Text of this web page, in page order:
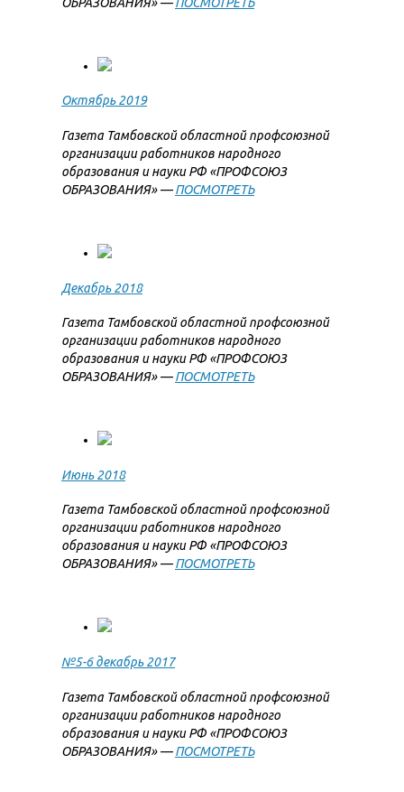
Октябрь 2019
Газета Тамбовской областной профсоюзной
организации работников народного
образования и науки РФ «ПРОФСОЮЗ
ОБРАЗОВАНИЯ» —ПОСМОТРЕТЬ
Декабрь 2018
Газета Тамбовской областной профсоюзной
организации работников народного
образования и науки РФ «ПРОФСОЮЗ
ОБРАЗОВАНИЯ» —ПОСМОТРЕТЬ
Июнь 2018
Газета Тамбовской областной профсоюзной
организации работников народного
образования и науки РФ «ПРОФСОЮЗ
ОБРАЗОВАНИЯ» —ПОСМОТРЕТЬ
№5-6 декабрь 2017
Газета Тамбовской областной профсоюзной
организации работников народного
образования и науки РФ «ПРОФСОЮЗ
ОБРАЗОВАНИЯ» —ПОСМОТРЕТЬ